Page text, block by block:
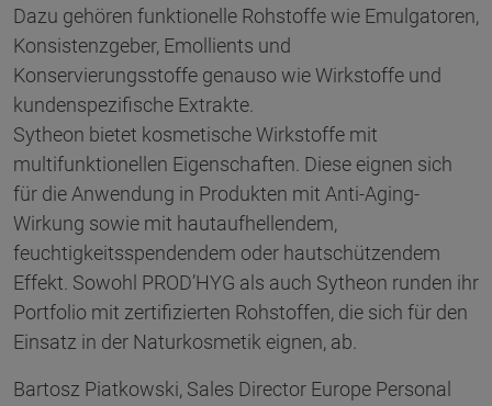
Dazu gehören funktionelle Rohstoffe wie Emulgatoren,
Konsistenzgeber, Emollients und
Konservierungsstoffe genauso wie Wirkstoffe und
kundenspezifische Extrakte.
Sytheon bietet kosmetische Wirkstoffe mit
multifunktionellen Eigenschaften. Diese eignen sich
für die Anwendung in Produkten mit Anti-Aging-
Wirkung sowie mit hautaufhellendem,
feuchtigkeitsspendendem oder hautschützendem
Effekt. Sowohl PROD’HYG als auch Sytheon runden ihr
Portfolio mit zertifizierten Rohstoffen, die sich für den
Einsatz in der Naturkosmetik eignen, ab.
Bartosz Piatkowski, Sales Director Europe Personal